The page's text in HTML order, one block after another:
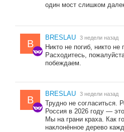
один мост слишком
B
BRESLAU 3 недели назад
Никто не погиб, никто не
Расходитесь,
побеждаем.
B
BRESLAU 3 недели назад
Трудно не согласиться.
Россия в 2026 году —
Мы на грани краха. Как
наклонённое дерево